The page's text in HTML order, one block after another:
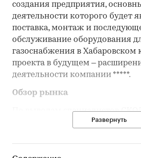
создания предприятия,
деятельности которого будет
поставка, монтаж и
обслуживание оборудования
газоснабжения в Хабаровском
проекта в будущем –
деятельности компании *****.
Обзор рынка
По выводам специалистов
существует значительный
счет СУГ и СПГ. По подсчетам
Развернуть